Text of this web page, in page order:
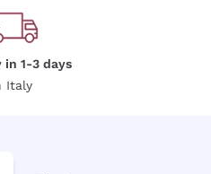
in 1-3 days
Italy